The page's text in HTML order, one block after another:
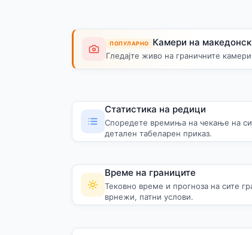
ПОПУЛАРНО Камери на
Гледајте живо на граничните
Статистика на редици
Споредете времиња на чекање на
детален табеларен приказ.
Време на границите
Тековно време и прогноза на сите
врнежи, патни услови.